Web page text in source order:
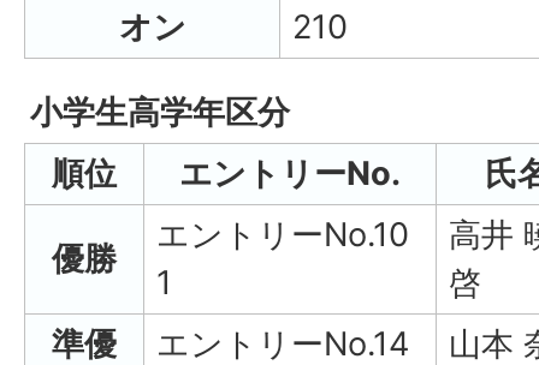
オン
210
小学生高学年区分
順位
エントリーNo. 氏
優勝
エントリーNo.10
1
高井
啓
準優
エントリーNo.14
山本